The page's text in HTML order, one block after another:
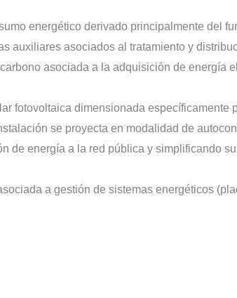
energético derivado principalmente del
auxiliares asociados al tratamiento y
asociada a la adquisición de energía
fotovoltaica dimensionada
se proyecta en modalidad de
de energía a la red pública y simplificando
a gestión de sistemas energéticos